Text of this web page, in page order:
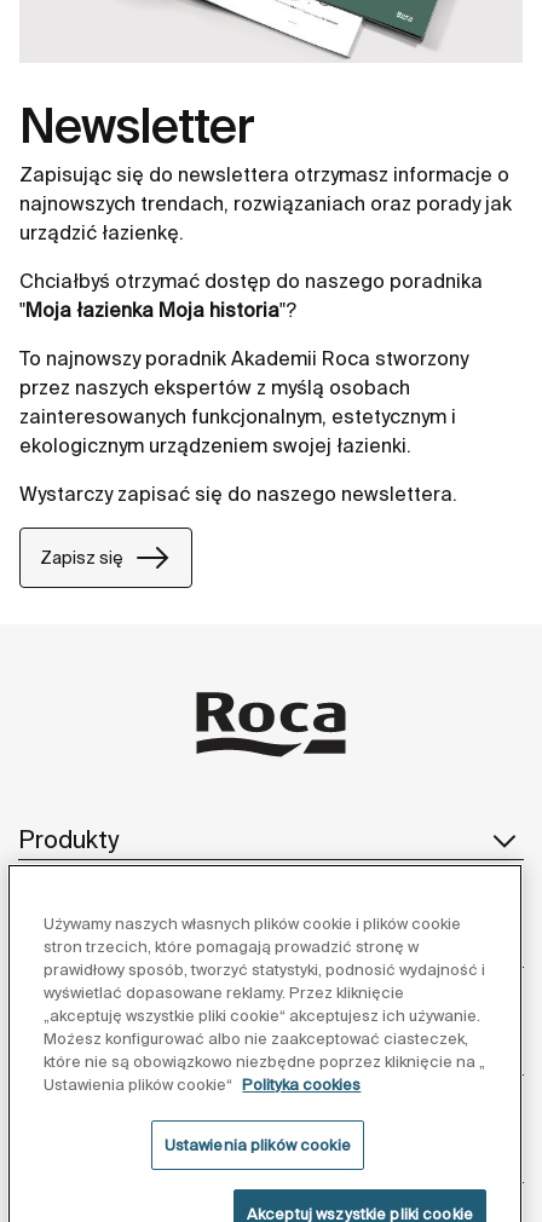
Newsletter
Zapisując się do newslettera otrzymasz informacje o
najnowszych trendach, rozwiązaniach oraz porady jak
urządzić łazienkę.
Chciałbyś otrzymać dostęp do naszego poradnika
"Moja łazienka Moja historia"?
To najnowszy poradnik Akademii Roca stworzony
przez naszych ekspertów z myślą osobach
zainteresowanych funkcjonalnym, estetycznym i
ekologicznym urządzeniem swojej łazienki.
Wystarczy zapisać się do naszego newslettera.
Zapisz się
Produkty
Obsługa klienta
O nas
Używamy naszych własnych plików cookie i plików cookie
stron trzecich, które pomagają prowadzić stronę w
prawidłowy sposób, tworzyć statystyki, podnosić wydajność i
wyświetlać dopasowane reklamy. Przez kliknięcie
„akceptuję wszystkie pliki cookie“ akceptujesz ich używanie.
Możesz konfigurować albo nie zaakceptować ciasteczek,
które nie są obowiązkowo niezbędne poprzez kliknięcie na „
Ustawienia plików cookie“
Polityka cookies
Ustawienia plików cookie
Akceptuj wszystkie pliki cookie